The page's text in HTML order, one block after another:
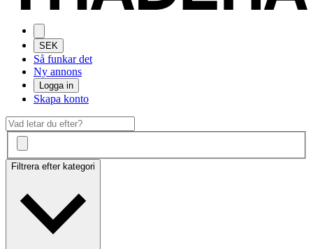
SEK
Så funkar det
Ny annons
Logga in
Skapa konto
Filtrera efter kategori